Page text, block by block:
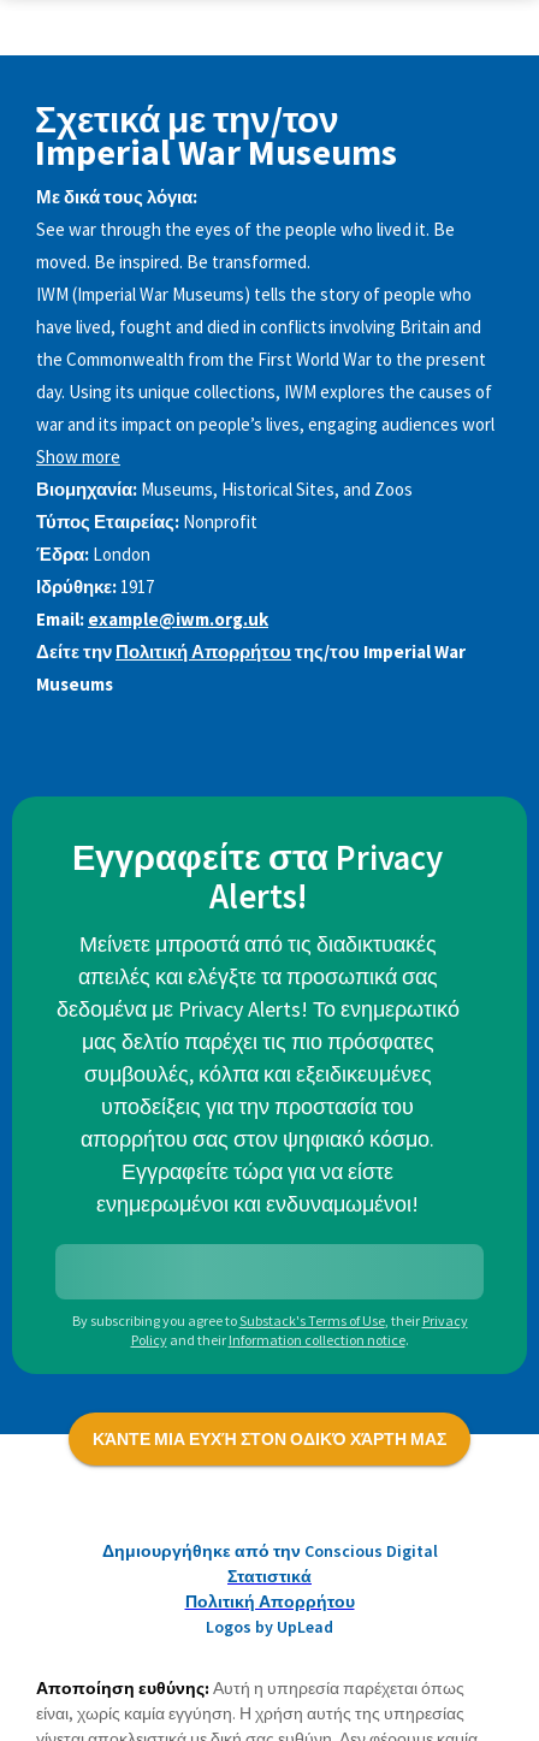
Σχετικά με την/τον
Imperial War Museums
Με δικά τους λόγια:
See war through the eyes of the people who lived it. Be
moved. Be inspired. Be transformed.
IWM (Imperial War Museums) tells the story of people who
have lived, fought and died in conflicts involving Britain and
the Commonwealth from the First World War to the present
day. Using its unique collections, IWM explores the causes of
war and its impact on people’s lives, engaging audiences worl
Show more
Βιομηχανία: Museums, Historical Sites, and Zoos
Τύπος Εταιρείας: Nonprofit
Έδρα: London
Ιδρύθηκε: 1917
Email: example@iwm.org.uk
Δείτε την Πολιτική Απορρήτου της/του Imperial War
Museums
Εγγραφείτε στα Privacy
Alerts!
Μείνετε μπροστά από τις διαδικτυακές
απειλές και ελέγξτε τα προσωπικά σας
δεδομένα με Privacy Alerts! Το ενημερωτικό
μας δελτίο παρέχει τις πιο πρόσφατες
συμβουλές, κόλπα και εξειδικευμένες
υποδείξεις για την προστασία του
απορρήτου σας στον ψηφιακό κόσμο.
Εγγραφείτε τώρα για να είστε
ενημερωμένοι και ενδυναμωμένοι!
By subscribing you agree toSubstack's Terms of Use, their Privacy
Policy and their Information collection notice.
ΚΆΝΤΕ ΜΙΑ ΕΥΧΉ ΣΤΟΝ ΟΔΙΚΌ ΧΆΡΤΗ ΜΑΣ
Δημιουργήθηκε από την Conscious Digital
Στατιστικά
Πολιτική Απορρήτου
Logos by UpLead
Αποποίηση ευθύνης: Αυτή η υπηρεσία παρέχεται όπως
είναι, χωρίς καμία εγγύηση. Η χρήση αυτής της υπηρεσίας